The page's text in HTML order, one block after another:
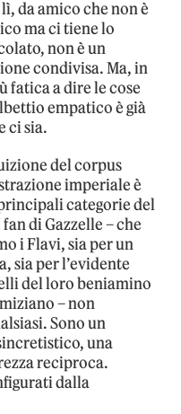
da amico che non è
ma ci tiene lo
non è un
condivisa. Ma, in
fatica a dire le cose
empatico è già
ci sia.
del corpus
imperiale è
categorie del
di Gazzelle – che
i Flavi, sia per un
sia per l’evidente
del loro beniamino
– non
Sono un
una
reciproca.
dalla